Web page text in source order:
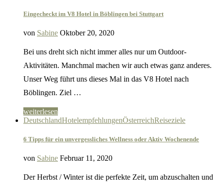
Eingecheckt im V8 Hotel in Böblingen bei Stuttgart
von Sabine Oktober 20, 2020
Bei uns dreht sich nicht immer alles nur um Outdoor-
Aktivitäten. Manchmal machen wir auch etwas ganz anderes.
Unser Weg führt uns dieses Mal in das V8 Hotel nach
Böblingen. Ziel …
weiterlesen
DeutschlandHotelempfehlungenÖsterreichReiseziele
6 Tipps für ein unvergessliches Wellness oder Aktiv Wochenende
von Sabine Februar 11, 2020
Der Herbst / Winter ist die perfekte Zeit, um abzuschalten und